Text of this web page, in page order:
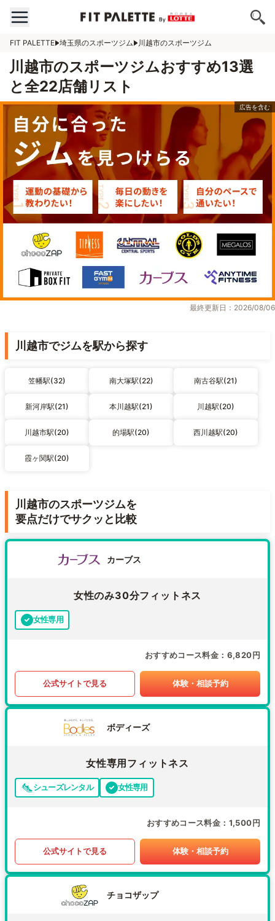
FIT PALETTE 埼玉県のスポーツジム 川越市のスポーツジム
川越市のスポーツジムおすすめ13選
と全22店舗リスト
最終更新日：2026/08/06
川越市でジムを駅から探す
笠幡駅(32) 南大塚駅(22) 南古谷駅(21)
新河岸駅(21) 本川越駅(21) 川越駅(20)
川越市駅(20) 的場駅(20) 西川越駅(20)
霞ヶ関駅(20)
川越市のスポーツジムを
要点だけでサクッと比較
カーブス
女性のみ30分フィットネス
女性専用
おすすめコース料金 6,820円
公式サイトで見る 体験・相談予約
ボディーズ
女性専用フィットネス
シューズレンタル 女性専用
おすすめコース料金 1,500円
公式サイトで見る 体験・相談予約
チョコザップ